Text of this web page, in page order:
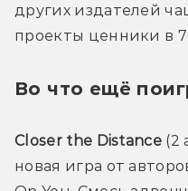
других издателей
проекты ценники в
Во что ещё
Closer the Distance (2
новая игра от